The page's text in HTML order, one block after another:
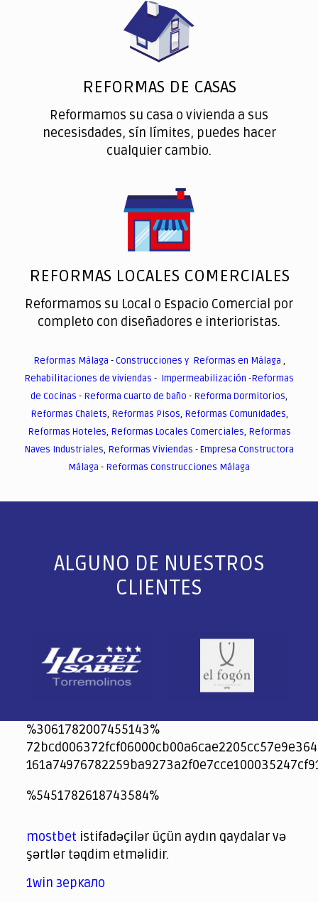
REFORMAS DE CASAS
Reformamos su casa o vivienda a sus
necesisdades, sín límites, puedes hacer
cualquier cambio.
REFORMAS LOCALES COMERCIALES
Reformamos su Local o Espacio Comercial por
completo con diseñadores e interioristas.
Reformas Málaga -Construcciones y Reformas en Málaga ,
Rehabilitaciones de viviendas - Impermeabilización -Reformas
de Cocinas - Reforma cuarto de baño - Reforma Dormitorios,
Reformas Chalets, Reformas Pisos, Reformas Comunidades,
Reformas Hoteles, Reformas Locales Comerciales, Reformas
Naves Industriales, Reformas Viviendas -Empresa Constructora
Málaga - Reformas Construcciones Málaga
ALGUNO DE NUESTROS
CLIENTES
%3061782007455143%
jeetcity
1xbet
jeet city casino
%5451782618743584%
spintiger
Avabet
Spinrise
Crown Green
Crowngreen casino login
슈가 러쉬1000 슬롯
crazy time casino online
1xcasinozambia.com
codingworldnews.com
parimatch.kr
winorio
winorio casino
winorio
mostbet istifadəçilər üçün aydın qaydalar və
şərtlər təqdim etməlidir.
1win зеркало